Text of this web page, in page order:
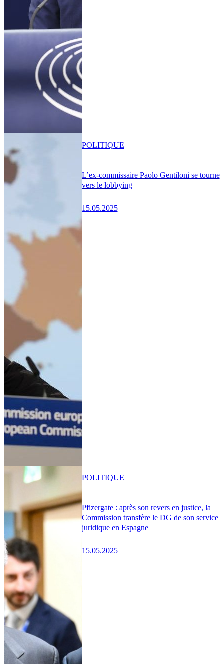
L’ex-commissaire Paolo Gentiloni se tourne
vers le lobbying
15.05.2025
POLITIQUE
Pfizergate : après son revers en justice, la
Commission transfère le DG de son service
juridique en Espagne
15.05.2025
POLITIQUE